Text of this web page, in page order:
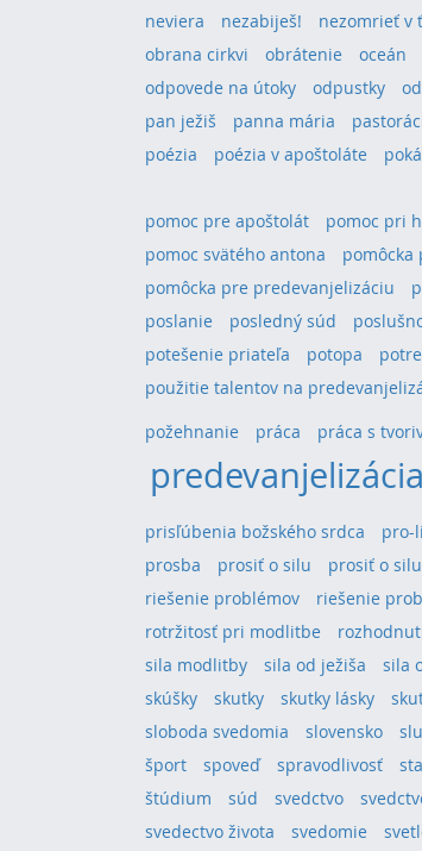
neviera
nezabiješ! nezomrieť v
obrana cirkvi
obrátenie oceán
odpovede na útoky
odpustky
pan ježiš
panna mária
poézia
poézia v apoštoláte
pomoc pre apoštolát
pomoc pri
pomoc svätého antona
pomôcka
pomôcka pre predevanjelizáciu
poslanie
posledný súd
potešenie priateľa
potopa
použitie talentov na
požehnanie práca práca s
predevanjelizácia
prisľúbenia božského srdca
pro-
prosba
prosiť o silu prosiť o
riešenie problémov
riešenie
rotržitosť pri modlitbe
sila modlitby
sila od ježiša sila
skúšky
skutky skutky lásky
sloboda svedomia
slovensko
šport
spoveď spravodlivosť
štúdium
súd svedctvo
svedectvo života
svedomie